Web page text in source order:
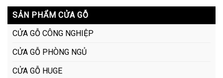
SẢN PHẨM CỬA GỖ
CỬA GỖ CÔNG NGHIỆP
CỬA GỖ PHÒNG NGỦ
CỬA GỖ HUGE